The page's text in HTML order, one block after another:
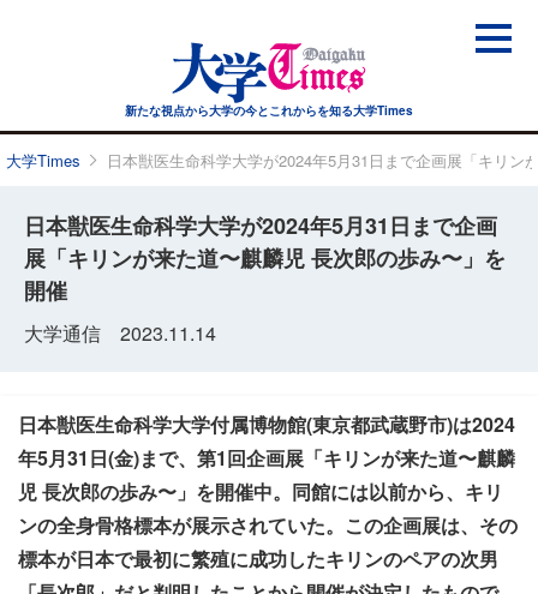
新たな視点から大学の今とこれからを知る大学Times
大学Times 日本獣医生命科学大学が2024年5月31日まで企画展「キリン
日本獣医生命科学大学が2024年5月31日まで企画
展「キリンが来た道〜麒麟児 長次郎の歩み〜」を
開催
大学通信 2023.11.14
日本獣医生命科学大学付属博物館(東京都武蔵野市)は2024
年5月31日(金)まで、第1回企画展「キリンが来た道〜麒麟
児 長次郎の歩み〜」を開催中。同館には以前から、キリ
ンの全身骨格標本が展示されていた。この企画展は、その
標本が日本で最初に繁殖に成功したキリンのペアの次男